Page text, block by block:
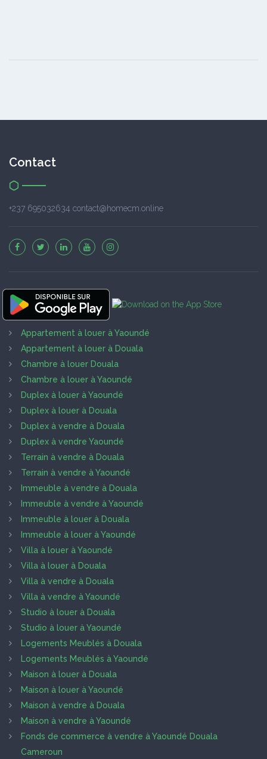
Contact
+237 695032634 contact@homecm.online
Appartement à louer à Yaoundé
Appartement à louer à Douala
Chambre à louer Douala
Chambre à louer à Yaoundé
Duplex à louer à Yaoundé
Duplex à louer à Douala
Duplex à vendre à Douala
Duplex à vendre Yaoundé
Terrain à vendre à Douala
Terrain à vendre à Yaoundé
Immeuble à vendre à Douala
Immeuble à vendre à Yaoundé
Immeuble à louer à Douala
Immeuble à louer à Yaoundé
Villa à louer à Yaoundé
Villa à louer à Douala
Villa à vendre à Douala
Villa à vendre à Yaoundé
Studio à louer à Douala
Studio à louer à Yaoundé
Logements Meublés à Douala
Logements Meublés à Yaoundé
Maison à louer à Douala
Maison à louer à Yaoundé
Maison à vendre à Douala
Maison à vendre à Yaoundé
Fonds de commerce à vendre à Yaoundé Douala
Cameroun